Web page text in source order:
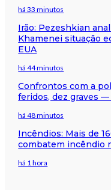
há 33 minutos
Irão: Pezeshkian
Khamenei situação
EUA
há 44 minutos
Confrontos com a
feridos, dez graves —
há 48 minutos
Incêndios: Mais de
combatem incêndio
há 1 hora